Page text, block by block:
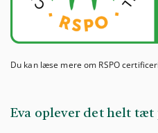
Du kan læse mere om RSPO
Eva oplever det helt tæt